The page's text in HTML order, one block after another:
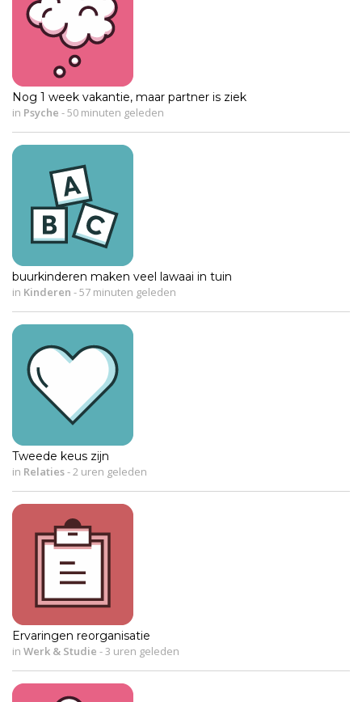
Nog 1 week vakantie, maar partner is ziek
in Psyche -50 minuten geleden
buurkinderen maken veel lawaai in tuin
in Kinderen -57 minuten geleden
Tweede keus zijn
in Relaties-2 uren geleden
Ervaringen reorganisatie
in Werk & Studie -3 uren geleden